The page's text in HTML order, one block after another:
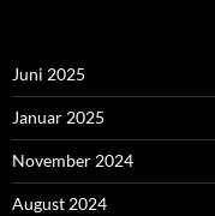
Juni 2025
Januar 2025
November 2024
August 2024